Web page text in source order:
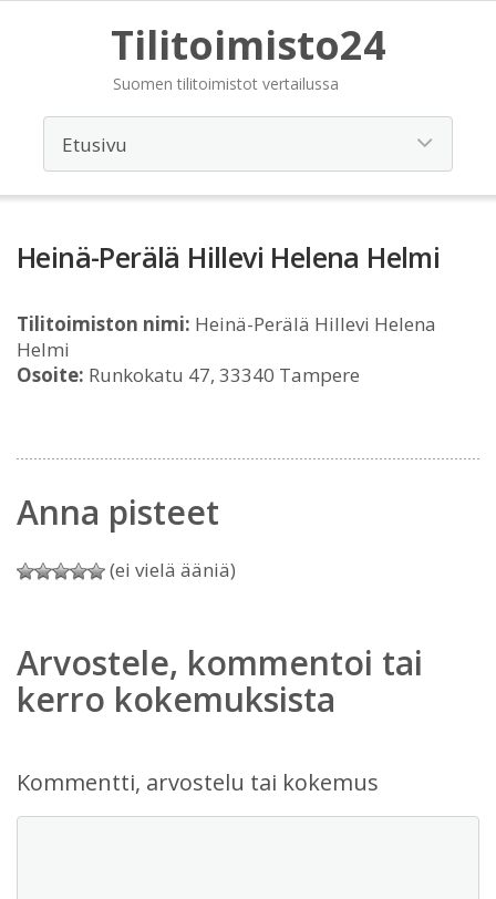
Tilitoimisto24
Suomen tilitoimistot vertailussa
Heinä-Perälä Hillevi Helena Helmi
Tilitoimiston nimi: Heinä-Perälä Hillevi Helena
Helmi
Osoite: Runkokatu 47, 33340 Tampere
Anna pisteet
(ei vielä ääniä)
Arvostele, kommentoi tai
kerro kokemuksista
Kommentti, arvostelu tai kokemus